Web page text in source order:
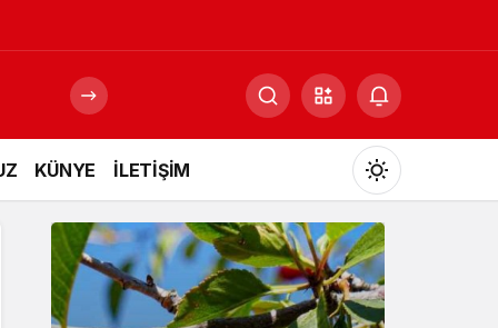
KÜNYE İLETİŞİM
Mod
değiştir